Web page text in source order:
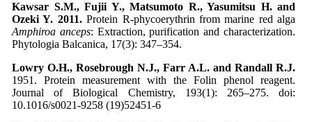
Kawsar S.M., Fujii Y., Matsumoto R., Yasumitsu H. and
Ozeki Y. 2011.Protein R-phycoerythrin from marine red alga
Amphiroa anceps: Extraction, purification and characterization.
Phytologia Balcanica, 17(3): 347–354.
Lowry O.H., Rosebrough N.J., Farr A.L. and Randall R.J.
1951. Protein measurement with the Folin phenol reagent.
Journal of Biological Chemistry, 193(1): 265–275. doi:
10.1016/s0021-9258 (19)52451-6